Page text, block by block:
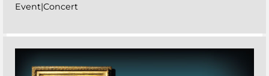
Event|Concert